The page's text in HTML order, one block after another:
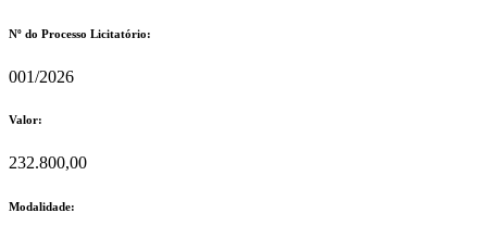
Nº do Processo Licitatório:
001/2026
Valor:
232.800,00
Modalidade: